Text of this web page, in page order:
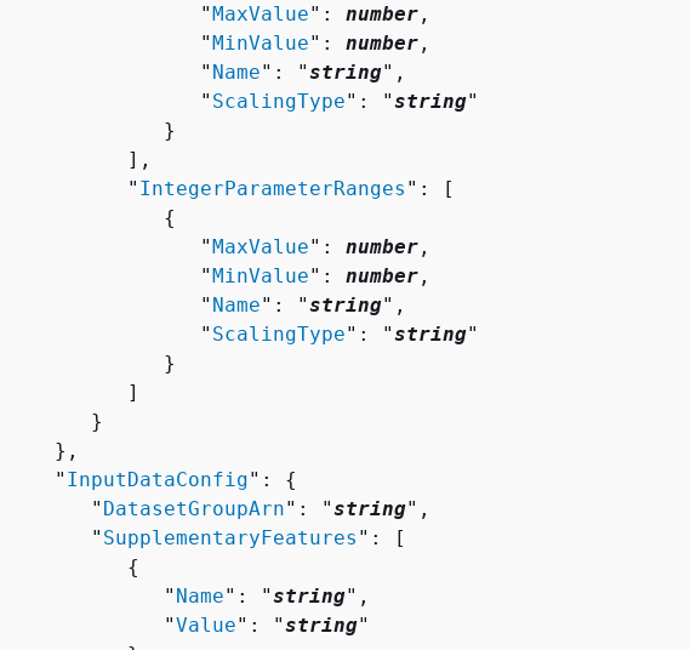
               "
MaxValue": number ,
               "
MinValue": number ,
               "
Name": "string",
               "
ScalingType": "string"
            }
         ],
         "
IntegerParameterRanges ": [
{
               "
MaxValue": number ,
               "
MinValue": number ,
               "
Name": "string",
               "
ScalingType": "string"
            }
         ]
      }
   },
   "
InputDataConfig": {
      "
DatasetGroupArn": "string",
      "
SupplementaryFeatures ": [
{
            "
Name": "string",
            "
Value": "string"